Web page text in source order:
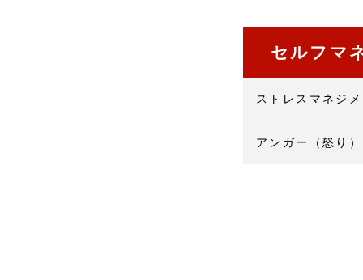
セルフマ
ストレスマネジ
アンガー（怒り